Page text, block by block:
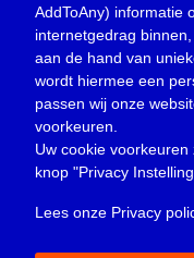
Oproep(734)
Overlijden(39)
Podcast(18)
prijsvraag (5)
Religie (1.438)
Service(226)
AddToAny) informatie
internetgedrag
aan de hand van
wordt hiermee een
passen wij onze
voorkeuren.
Uw cookie
knop "Privacy
Lees onze Privacy